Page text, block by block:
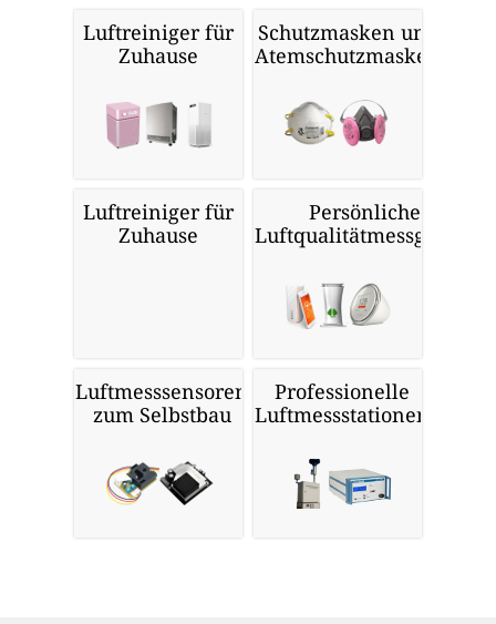
Luftreiniger für
Zuhause
Schutzmasken und
Atemschutzmasken
Luftreiniger für
Zuhause
Persönliche
Luftqualitätmessgeräte
Luftmesssensoren
zum Selbstbau
Professionelle
Luftmessstationen